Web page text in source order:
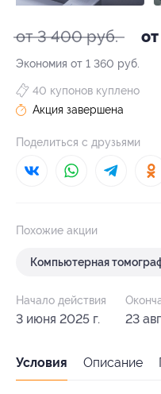
от 3 400 руб.
Экономия от 1 360 руб.
40 купонов куплено
Акция завершена
Поделиться с друзьями
Похожие акции
Компьютерная
Начало действия
3 июня 2025 г. 23
Условия Описание